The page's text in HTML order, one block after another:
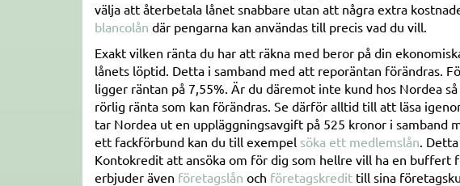
välja att återbetala lånet snabbare utan att några extra
blancolån där pengarna kan användas till precis vad du vill.
Exakt vilken ränta du har att räkna med beror på din
lånets löptid. Detta i samband med att reporäntan förändras.
ligger räntan på 7,55%. Är du däremot inte kund hos Nordea
rörlig ränta som kan förändras. Se därför alltid till att läsa
tar Nordea ut en uppläggningsavgift på 525 kronor i
ett fackförbund kan du till exempel söka ett medlemslån.
Kontokredit att ansöka om för dig som hellre vill ha en buffert
erbjuder även företagslån och företagskredit till sina